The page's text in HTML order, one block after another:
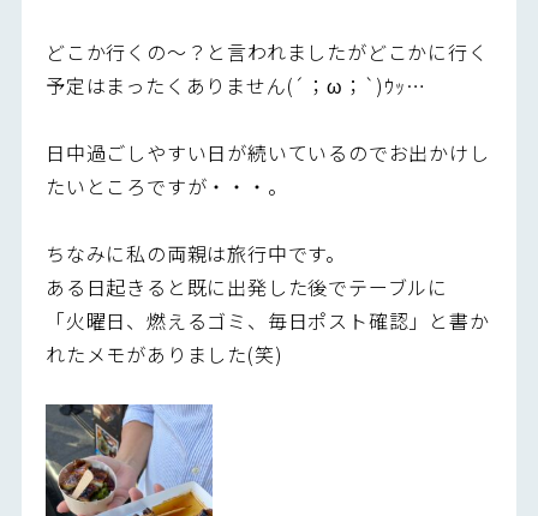
どこか行くの～？と言われましたがどこかに行く
予定はまったくありません(´；ω；`)ｳｯ…
日中過ごしやすい日が続いているのでお出かけし
たいところですが・・・。
ちなみに私の両親は旅行中です。
ある日起きると既に出発した後でテーブルに
「火曜日、燃えるゴミ、毎日ポスト確認」と書か
れたメモがありました(笑)